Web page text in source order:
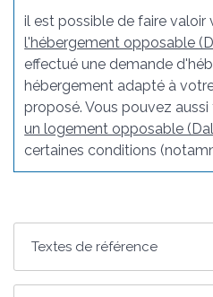
il est possible de faire valoir
l'hébergement opposable
effectué une demande
hébergement adapté à
proposé. Vous pouvez
un logement opposable
certaines conditions
Textes de référence